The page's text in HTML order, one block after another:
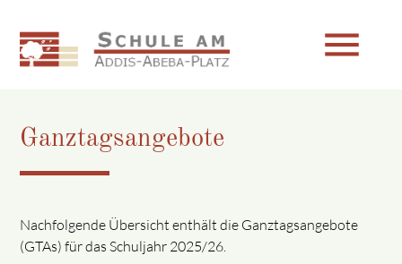
menu
Suchbegriffe
Ganztagsangebote
Nachfolgende Übersicht enthält die Ganztagsangebote
(GTAs) für das Schuljahr 2025/26.